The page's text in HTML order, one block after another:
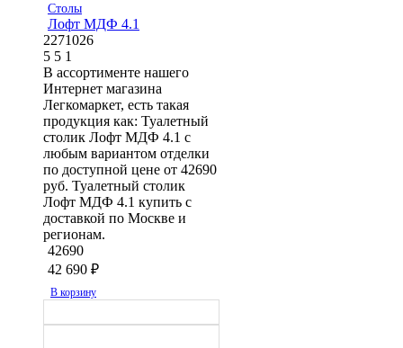
Столы
Лофт МДФ 4.1
2271026
5 5 1
В ассортименте нашего
Интернет магазина
Легкомаркет, есть такая
продукция как: Туалетный
столик Лофт МДФ 4.1 с
любым вариантом отделки
по доступной цене от 42690
руб. Туалетный столик
Лофт МДФ 4.1 купить с
доставкой по Москве и
регионам.
42690
42 690 ₽
В корзину